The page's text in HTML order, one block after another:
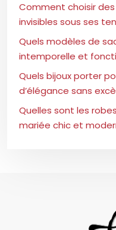
Comment choisir
invisibles sous ses
Quels modèles de
intemporelle et
Quels bijoux porter
d’élégance sans
Quelles sont les
mariée chic et